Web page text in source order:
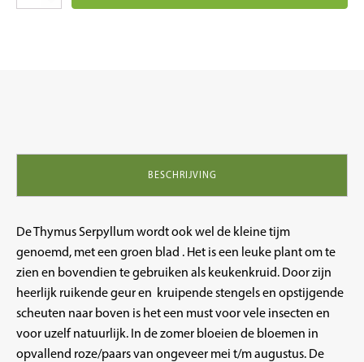
BESCHRIJVING
De Thymus Serpyllum wordt ook wel de kleine tijm
genoemd, met een groen blad . Het is een leuke plant om te
zien en bovendien te gebruiken als keukenkruid. Door zijn
heerlijk ruikende geur en kruipende stengels en opstijgende
scheuten naar boven is het een must voor vele insecten en
voor uzelf natuurlijk. In de zomer bloeien de bloemen in
opvallend roze/paars van ongeveer mei t/m augustus. De